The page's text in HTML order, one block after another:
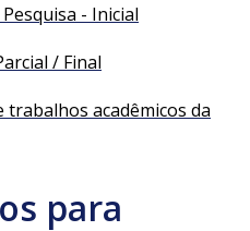
- Inicial
/ Final
acadêmicos da
para